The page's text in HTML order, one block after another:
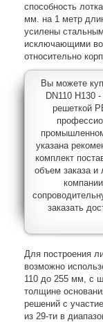
способность
мм. на 1 метр
усилены
исключающими
относительно
Вы можете
DN110 H130
решеткой
указана
комплект
объем заказа и
заказать
Для построения
возможно
110 до 255 мм, с
толщине
решений с
из 29-ти в